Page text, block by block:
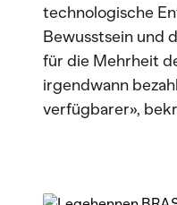
technologische
Bewusstsein und
für die Mehrheit
irgendwann
verfügbarer»,